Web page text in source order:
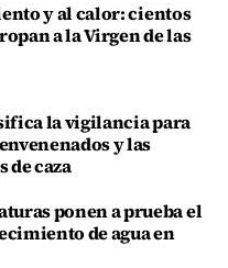
y al calor: cientos
a la Virgen de las
la vigilancia para
y las
de caza
ponen a prueba el
de agua en